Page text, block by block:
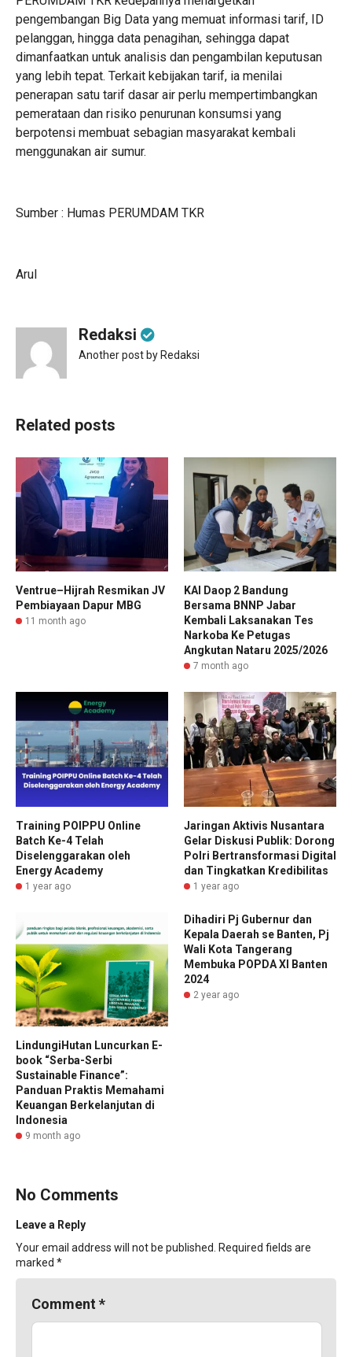
pengembangan Big Data yang memuat informasi tarif, ID
pelanggan, hingga data penagihan, sehingga dapat
dimanfaatkan untuk analisis dan pengambilan keputusan
yang lebih tepat. Terkait kebijakan tarif, ia menilai
penerapan satu tarif dasar air perlu mempertimbangkan
pemerataan dan risiko penurunan konsumsi yang
berpotensi membuat sebagian masyarakat kembali
menggunakan air sumur.
Sumber : Humas PERUMDAM TKR
Arul
Redaksi
Another post by Redaksi
Related posts
Ventrue–Hijrah Resmikan JV
Pembiayaan Dapur MBG
11 month ago
KAI Daop 2 Bandung
Bersama BNNP Jabar
Kembali Laksanakan Tes
Narkoba Ke Petugas
Angkutan Nataru 2025/2026
7 month ago
Training POIPPU Online
Batch Ke-4 Telah
Diselenggarakan oleh
Energy Academy
1 year ago
Jaringan Aktivis Nusantara
Gelar Diskusi Publik: Dorong
Polri Bertransformasi Digital
dan Tingkatkan Kredibilitas
1 year ago
LindungiHutan Luncurkan E-
book “Serba-Serbi
Sustainable Finance”:
Panduan Praktis Memahami
Keuangan Berkelanjutan di
Indonesia
9 month ago
Dihadiri Pj Gubernur dan
Kepala Daerah se Banten, Pj
Wali Kota Tangerang
Membuka POPDA XI Banten
2024
2 year ago
No Comments
Leave a Reply
Your email address will not be published. Required fields are
marked *
Comment *